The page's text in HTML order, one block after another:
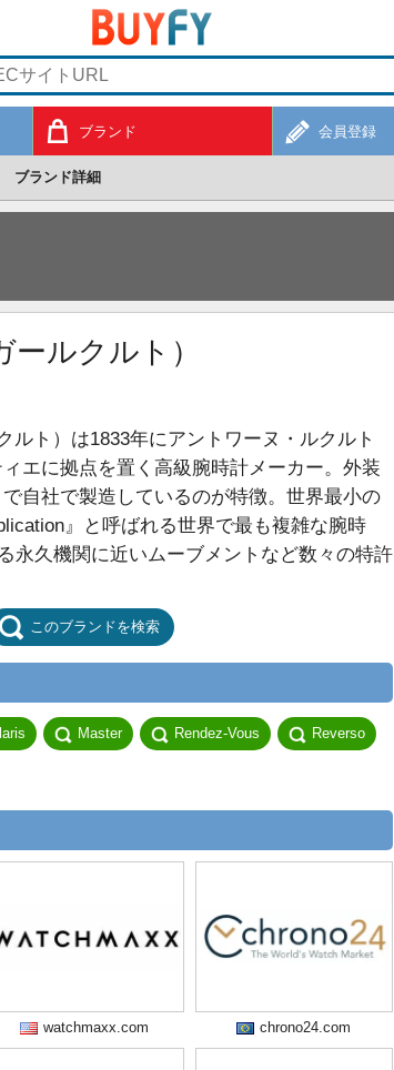
ブランド 会員登録
ブランド詳細
ルクルト）
ルト）は1833年にアントワーヌ・ルクルト
エに拠点を置く高級腕時計メーカー。外装
自社で製造しているのが特徴。世界最小の
』と呼ばれる世界で最も複雑な腕時
永久機関に近いムーブメントなど数々の特許
このブランドを検索
Master Rendez-Vous Reverso
watchmaxx.com chrono24.com